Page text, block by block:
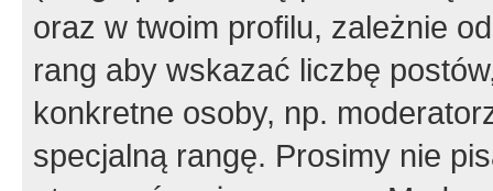
oraz w twoim profilu, zależnie
rang aby wskazać liczbę
konkretne osoby, np.
specjalną rangę. Prosimy nie